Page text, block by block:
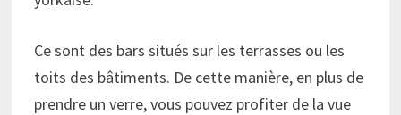
Ce sont des bars situés sur les terrasses ou les
toits des bâtiments. De cette manière, en plus de
prendre un verre, vous pouvez profiter de la vue